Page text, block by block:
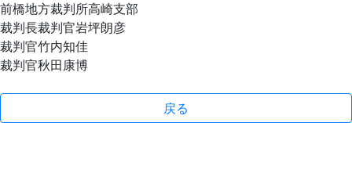
前橋地方裁判所高崎支部
裁判長裁判官岩坪朗彦
裁判官竹内知佳
裁判官秋田康博
戻る